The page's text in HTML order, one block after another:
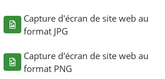
Capture d'écran de site web au
format JPG
Capture d'écran de site web au
format PNG